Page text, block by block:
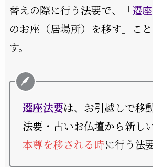
替えの際に行う法要で、「遷座
のお座（居場所）を移す」こ
す。
遷座法要は、お引越しで移
法要・古いお仏壇から新し
本尊を移される時に行う法